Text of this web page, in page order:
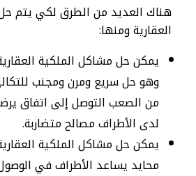
هناك العديد من الطرق لكي يتم
العقارية ومنها:
يمكن حل مشاكل الملكية
وهو حل سريع ومرن ومجنب
من الصعب التوصل إلى اتفاق
لدى الأطراف مصالح متضاربة.
يمكن حل مشاكل الملكية
محايد يساعد الأطراف في